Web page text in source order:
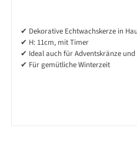
✔ Dekorative Echtwachskerze in
✔ H: 11cm, mit Timer
✔ Ideal auch für Adventskränze
✔ Für gemütliche Winterzeit